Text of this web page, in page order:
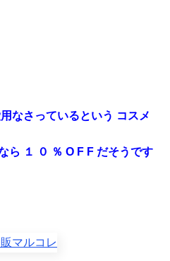
なさっているという コスメ
ら １ ０ ％ O F F だそうです